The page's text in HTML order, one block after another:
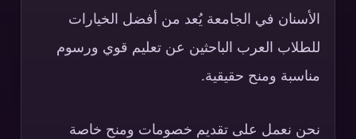
الأسنان في الجامعة يُعد من أفضل الخيارات
للطلاب العرب الباحثين عن تعليم قوي ورسوم
مناسبة ومنح حقيقية.
نحن نعمل على تقديم خصومات ومنح خاصة